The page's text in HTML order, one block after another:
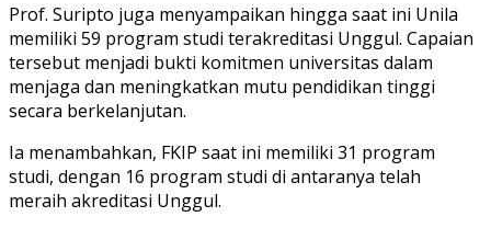
Prof. Suripto juga menyampaikan hingga saat ini Unila
memiliki 59 program studi terakreditasi Unggul. Capaian
tersebut menjadi bukti komitmen universitas dalam
menjaga dan meningkatkan mutu pendidikan tinggi
secara berkelanjutan.
Ia menambahkan, FKIP saat ini memiliki 31 program
studi, dengan 16 program studi di antaranya telah
meraih akreditasi Unggul.